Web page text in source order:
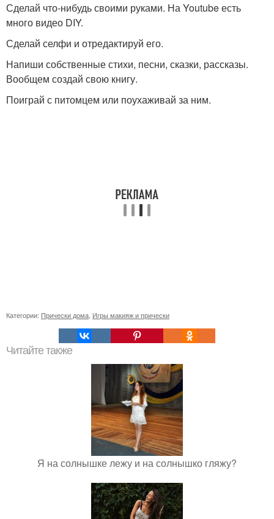
Сделай что-нибудь своими руками. На Youtube есть
много видео DIY.
Сделай селфи и отредактируй его.
Напиши собственные стихи, песни, сказки, рассказы.
Вообщем создай свою книгу.
Поиграй с питомцем или поухаживай за ним.
Категории: Прически дома, Игры макияж и прически
Читайте также
Я на солнышке лежу и на солнышко гляжу?